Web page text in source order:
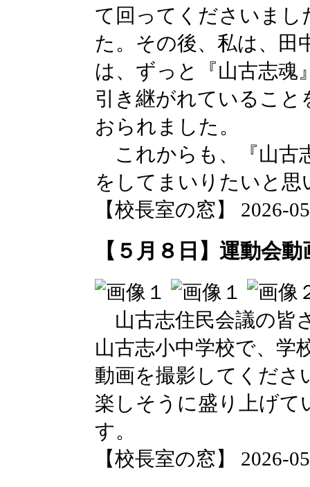
て回ってくださいまし
た。その後、私は、田
は、ずっと『山古志魂
引き継がれているこ
おられました。
これからも、『山古
をしてまいりたいと思
【校長室の窓】 2026-
【５月８日】運動会
山古志住民会議の皆
山古志小中学校で、学
動画を撮影してくださ
楽しそうに盛り上げて
す。
【校長室の窓】 2026-